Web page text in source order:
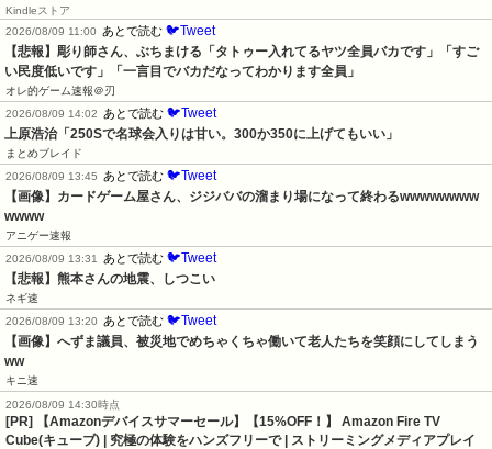
Kindleストア
2026/08/09 11:00
あとで読む 🐦Tweet
【悲報】彫り師さん、ぶちまける「タトゥー入れてるヤツ全員バカです」「すご
い民度低いです」「一言目でバカだなってわかります全員」
オレ的ゲーム速報＠刃
2026/08/09 14:02
あとで読む 🐦Tweet
上原浩治「250Sで名球会入りは甘い。300か350に上げてもいい」
まとめブレイド
2026/08/09 13:45
あとで読む 🐦Tweet
【画像】カードゲーム屋さん、ジジババの溜まり場になって終わるwwwwwwww
wwww
アニゲー速報
2026/08/09 13:31
あとで読む 🐦Tweet
【悲報】熊本さんの地震、しつこい
ネギ速
2026/08/09 13:20
あとで読む 🐦Tweet
【画像】へずま議員、被災地でめちゃくちゃ働いて老人たちを笑顔にしてしまう
ww
キニ速
2026/08/09 14:30時点
[PR] 【Amazonデバイスサマーセール】【15%OFF！】 Amazon Fire TV
Cube(キューブ) | 究極の体験をハンズフリーで | ストリーミングメディアプレイ